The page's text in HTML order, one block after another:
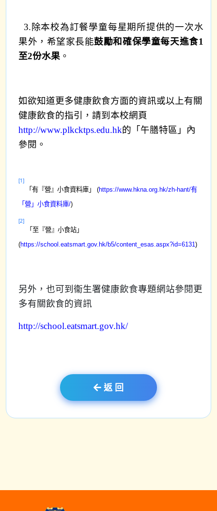
3. 除本校為訂餐學童每星期所提供的一次水
果外，希望家長能鼓勵和確保學童每天進食1
至2份水果 。
如欲知道更多健康飲食方面的資訊或以上有關
健康飲食的指引，請到本校網頁
http://www.plkcktps.edu.hk的「午膳特區」內
參閱。
[1]
「有『營』小食資料庫」 (https://www.hkna.org.hk/zh-hant/有
「營」小食資料庫/)
[2]
「至『營』小食站」
(https://school.eatsmart.gov.hk/b5/content_esas.aspx?id=6131)
另外，也可到衞生署健康飲食專題網站參閱更
多有關飲食的資訊
http://school.eatsmart.gov.hk/
返 回